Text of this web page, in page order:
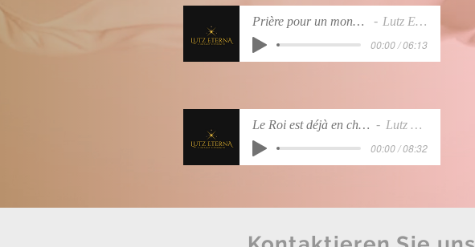
Prière pour un monde errant
Lutz EternA
00:00 / 06:13
Le Roi est déjà en chemin.MP3
Lutz EternA
00:00 / 08:32